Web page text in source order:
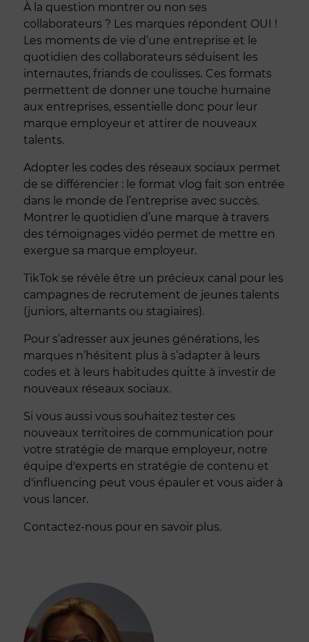
À la question montrer ou non ses
collaborateurs ? Les marques répondent OUI !
Les moments de vie d’une entreprise et le
quotidien des collaborateurs séduisent les
internautes, friands de coulisses. Ces formats
permettent de donner une touche humaine
aux entreprises, essentielle donc pour leur
marque employeur et attirer de nouveaux
talents.
Adopter les codes des réseaux sociaux permet
de se différencier : le format vlog fait son entrée
dans le monde de l’entreprise avec succès.
Montrer le quotidien d’une marque à travers
des témoignages vidéo permet de mettre en
exergue sa marque employeur.
TikTok se révèle être un précieux canal pour les
campagnes de recrutement de jeunes talents
(juniors, alternants ou stagiaires).
Pour s’adresser aux jeunes générations, les
marques n’hésitent plus à s’adapter à leurs
codes et à leurs habitudes quitte à investir de
nouveaux réseaux sociaux.
Si vous aussi vous souhaitez tester ces
nouveaux territoires de communication pour
votre stratégie de marque employeur, notre
équipe d'experts en stratégie de contenu et
d'influencing peut vous épauler et vous aider à
vous lancer.
Contactez-nous pour en savoir plus.